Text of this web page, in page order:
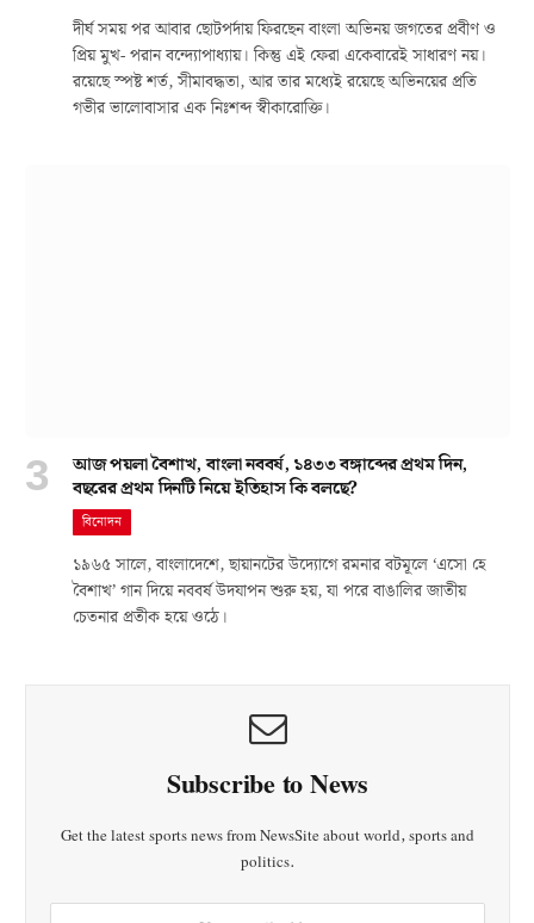
দীর্ঘ সময় পর আবার ছোটপর্দায় ফিরছেন বাংলা অভিনয় জগতের প্রবীণ ও
প্রিয় মুখ- পরান বন্দ্যোপাধ্যায়। কিন্তু এই ফেরা একেবারেই সাধারণ নয়।
রয়েছে স্পষ্ট শর্ত, সীমাবদ্ধতা, আর তার মধ্যেই রয়েছে অভিনয়ের প্রতি
গভীর ভালোবাসার এক নিঃশব্দ স্বীকারোক্তি।
আজ পয়লা বৈশাখ, বাংলা নববর্ষ, ১৪৩৩ বঙ্গাব্দের প্রথম দিন,
বছরের প্রথম দিনটি নিয়ে ইতিহাস কি বলছে?
বিনোদন
১৯৬৫ সালে, বাংলাদেশে, ছায়ানটের উদ্যোগে রমনার বটমূলে ‘এসো হে
বৈশাখ’ গান দিয়ে নববর্ষ উদযাপন শুরু হয়, যা পরে বাঙালির জাতীয়
চেতনার প্রতীক হয়ে ওঠে।
Subscribe to News
Get the latest sports news from NewsSite about world, sports and
politics.